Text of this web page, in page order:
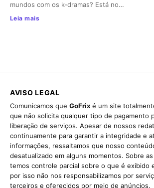
mundos com os k-dramas? Está no…
Leia mais
AVISO LEGAL
Comunicamos que GoFrix é um site
que não solicita qualquer tipo de pagamento
liberação de serviços. Apesar de nossos
continuamente para garantir a integridade e
informações, ressaltamos que nosso
desatualizado em alguns momentos. Sobre
temos controle parcial sobre o que é exibido
por isso não nos responsabilizamos por
terceiros e oferecidos por meio de anúncios.